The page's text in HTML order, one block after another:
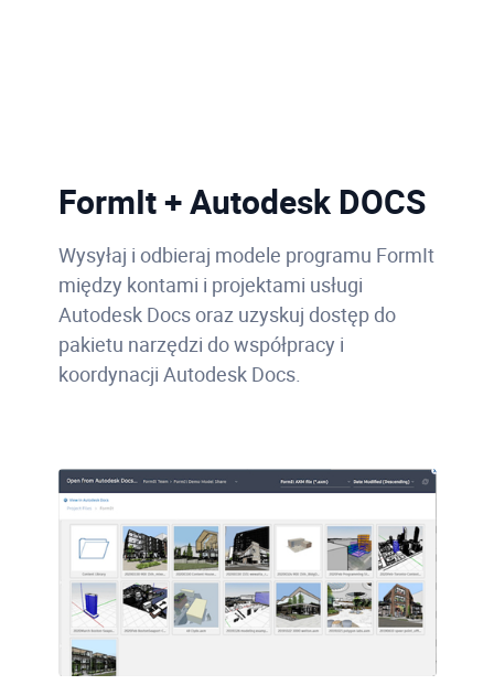
FormIt + Autodesk DOCS
Wysyłaj i odbieraj modele programu FormIt
między kontami i projektami usługi
Autodesk Docs oraz uzyskuj dostęp do
pakietu narzędzi do współpracy i
koordynacji Autodesk Docs.